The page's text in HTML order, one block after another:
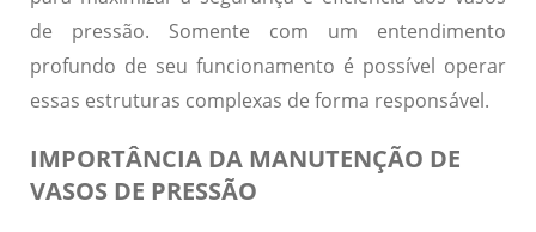
de pressão. Somente com um entendimento
profundo de seu funcionamento é possível operar
essas estruturas complexas de forma responsável.
IMPORTÂNCIA DA MANUTENÇÃO DE
VASOS DE PRESSÃO